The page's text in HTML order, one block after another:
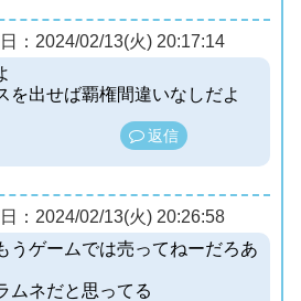
：2024/02/13(火) 20:17:14
を出せば覇権間違いなしだよ
返信
：2024/02/13(火) 20:26:58
うゲームでは売ってねーだろあ
ムネだと思ってる